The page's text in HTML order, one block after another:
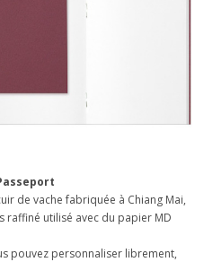
de vache fabriquée à Chiang Mai,
raffiné utilisé avec du papier MD
pouvez personnaliser librement,